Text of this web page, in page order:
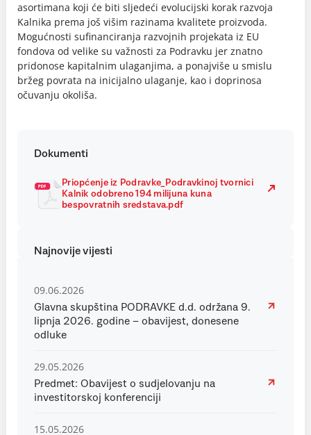
asortimana koji će biti sljedeći evolucijski korak razvoja
Kalnika prema još višim razinama kvalitete proizvoda.
Mogućnosti sufinanciranja razvojnih projekata iz EU
fondova od velike su važnosti za Podravku jer znatno
pridonose kapitalnim ulaganjima, a ponajviše u smislu
bržeg povrata na inicijalno ulaganje, kao i doprinosa
očuvanju okoliša.
Dokumenti
Priopćenje iz Podravke_Podravkinoj tvornici
Kalnik odobreno194 milijuna kuna
bespovratnih sredstava.pdf
Najnovije vijesti
09.06.2026
Glavna skupština PODRAVKE d.d. održana 9.
lipnja 2026. godine – obavijest, donesene
odluke
29.05.2026
Predmet: Obavijest o sudjelovanju na
investitorskoj konferenciji
15.05.2026